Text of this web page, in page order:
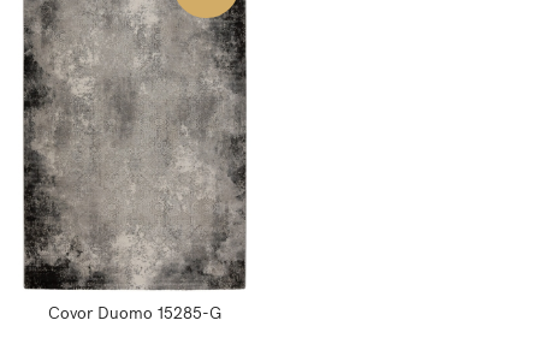
Covor Duomo 15285-G